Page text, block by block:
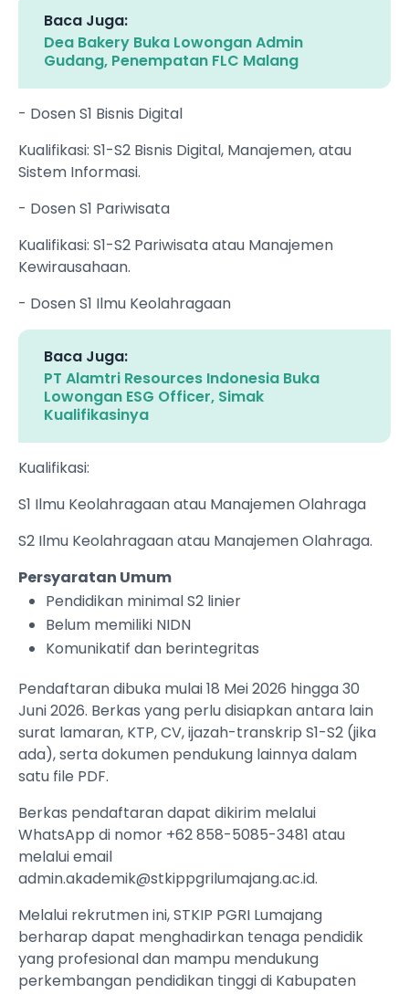
Baca Juga:
Dea Bakery Buka Lowongan Admin
Gudang, Penempatan FLC Malang
- Dosen S1 Bisnis Digital
Kualifikasi: S1-S2 Bisnis Digital, Manajemen, atau
Sistem Informasi.
- Dosen S1 Pariwisata
Kualifikasi: S1-S2 Pariwisata atau Manajemen
Kewirausahaan.
- Dosen S1 Ilmu Keolahragaan
Baca Juga:
PT Alamtri Resources Indonesia Buka
Lowongan ESG Officer, Simak
Kualifikasinya
Kualifikasi:
S1 Ilmu Keolahragaan atau Manajemen Olahraga
S2 Ilmu Keolahragaan atau Manajemen Olahraga.
Persyaratan Umum
Pendidikan minimal S2 linier
Belum memiliki NIDN
Komunikatif dan berintegritas
Pendaftaran dibuka mulai 18 Mei 2026 hingga 30
Juni 2026. Berkas yang perlu disiapkan antara lain
surat lamaran, KTP, CV, ijazah-transkrip S1-S2 (jika
ada), serta dokumen pendukung lainnya dalam
satu file PDF.
Berkas pendaftaran dapat dikirim melalui
WhatsApp di nomor +62 858-5085-3481 atau
melalui email
admin.akademik@stkippgrilumajang.ac.id.
Melalui rekrutmen ini, STKIP PGRI Lumajang
berharap dapat menghadirkan tenaga pendidik
yang profesional dan mampu mendukung
perkembangan pendidikan tinggi di Kabupaten